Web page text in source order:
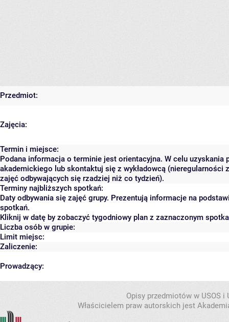
Przedmiot:
Zajęcia:
Termin i miejsce:
Podana informacja o terminie jest orientacyjna. W celu
akademickiego lub skontaktuj się z wykładowcą (nieregularności
zajęć odbywających się rzadziej niż co tydzień).
Terminy najbliższych spotkań:
Daty odbywania się zajęć grupy. Prezentują informacje na
spotkań.
Kliknij w datę by zobaczyć tygodniowy plan z zaznaczonym
Liczba osób w grupie:
Limit miejsc:
Zaliczenie:
Prowadzący:
Opisy przedmiotów w USOS
Właścicielem praw autorskich jest